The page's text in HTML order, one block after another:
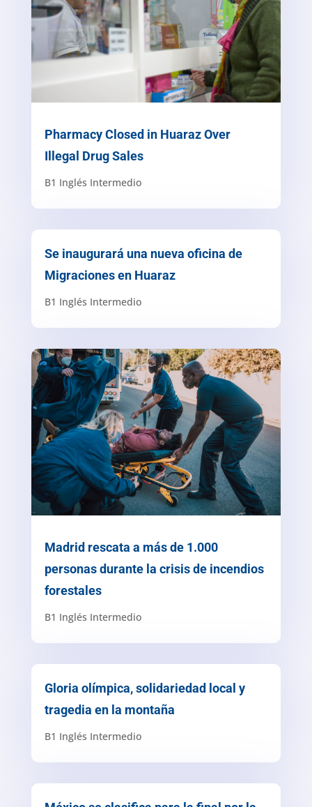
Pharmacy Closed in Huaraz Over
Illegal Drug Sales
B1 Inglés Intermedio
Se inaugurará una nueva oficina de
Migraciones en Huaraz
B1 Inglés Intermedio
Madrid rescata a más de 1.000
personas durante la crisis de incendios
forestales
B1 Inglés Intermedio
Gloria olímpica, solidariedad local y
tragedia en la montaña
B1 Inglés Intermedio